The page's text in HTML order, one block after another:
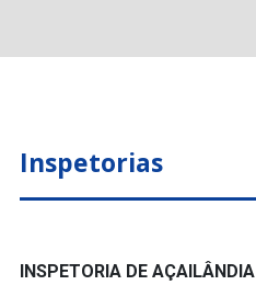
Inspetorias
INSPETORIA DE AÇAILÂNDIA